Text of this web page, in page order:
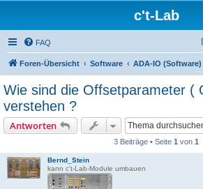
c't-Lab
FAQ
Foren-Übersicht Software ADA-IO (Software)
Wie sind die Offsetparameter (
verstehen ?
Antworten
3 Beiträge • Seite 1 von 1
Bernd_Stein
kann c't-Lab-Module umbauen